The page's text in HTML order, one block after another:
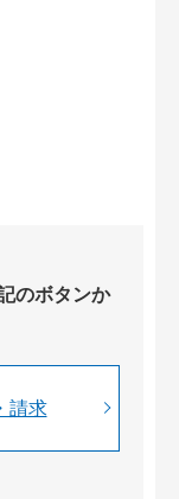
のボタンか
請求